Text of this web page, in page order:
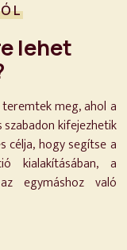
lehet
meg, ahol a
kifejezhetik
célja, hogy segítse a
kialakításában, a
egymáshoz való